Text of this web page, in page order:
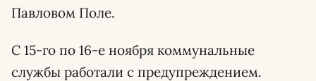
Павловом Поле.
С 15-го по 16-е ноября коммунальные
службы работали с предупреждением.